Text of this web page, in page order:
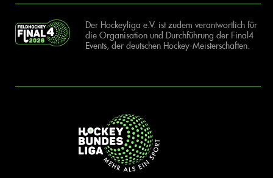
Der Hockeyliga e.V. ist zudem verantwortlich für
die Organisation und Durchführung der Final4
Events, der deutschen Hockey-Meisterschaften.